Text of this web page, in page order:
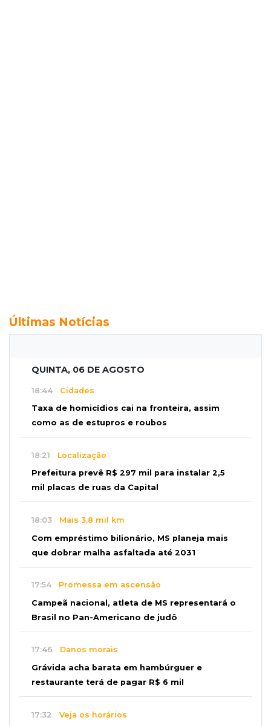
Últimas Notícias
QUINTA, 06 DE AGOSTO
18:44 Cidades
Taxa de homicídios cai na fronteira, assim
como as de estupros e roubos
18:21 Localização
Prefeitura prevê R$ 297 mil para instalar 2,5
mil placas de ruas da Capital
18:03 Mais 3,8 mil km
Com empréstimo bilionário, MS planeja mais
que dobrar malha asfaltada até 2031
17:54 Promessa em ascensão
Campeã nacional, atleta de MS representará o
Brasil no Pan-Americano de judô
17:46 Danos morais
Grávida acha barata em hambúrguer e
restaurante terá de pagar R$ 6 mil
17:32 Veja os horários